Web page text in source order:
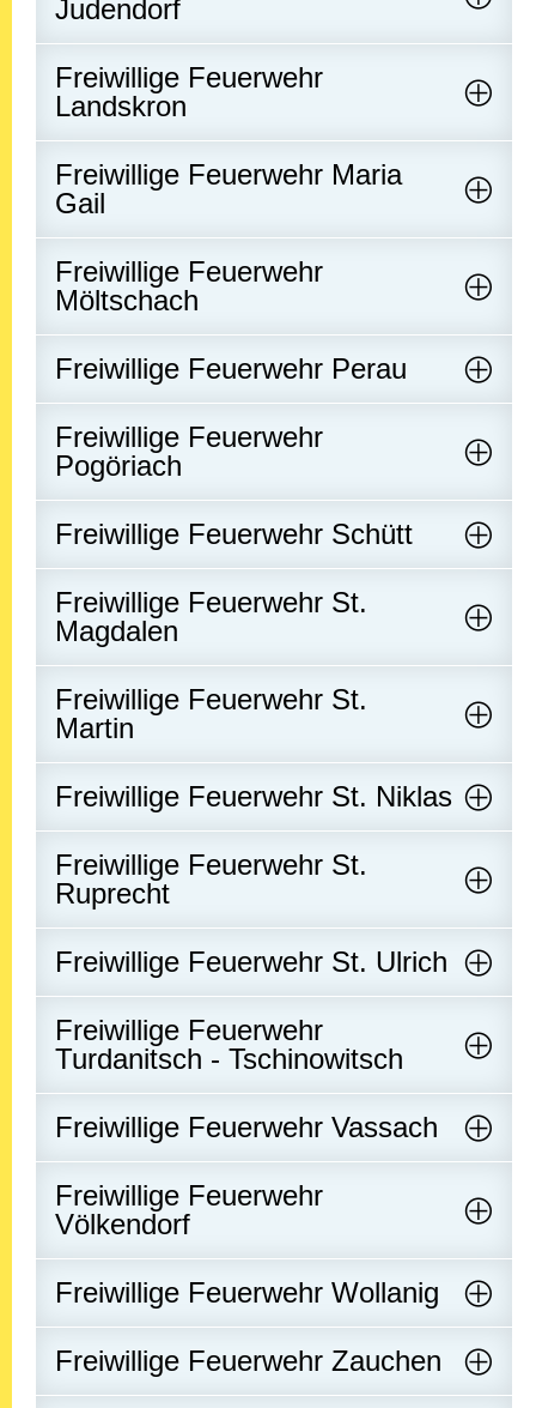
Judendorf
Freiwillige Feuerwehr
Landskron
Freiwillige Feuerwehr Maria
Gail
Freiwillige Feuerwehr
Möltschach
Freiwillige Feuerwehr Perau
Freiwillige Feuerwehr
Pogöriach
Freiwillige Feuerwehr Schütt
Freiwillige Feuerwehr St.
Magdalen
Freiwillige Feuerwehr St.
Martin
Freiwillige Feuerwehr St. Niklas
Freiwillige Feuerwehr St.
Ruprecht
Freiwillige Feuerwehr St. Ulrich
Freiwillige Feuerwehr
Turdanitsch - Tschinowitsch
Freiwillige Feuerwehr Vassach
Freiwillige Feuerwehr
Völkendorf
Freiwillige Feuerwehr Wollanig
Freiwillige Feuerwehr Zauchen